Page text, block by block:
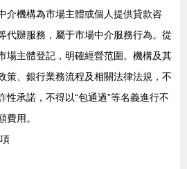
介機構為市場主體或個人提供貸款咨
代辦服務，屬于市場中介服務行為。從
場主體登記，明確經營范圍。機構及其
策、銀行業務流程及相關法律法規，不
性承諾，不得以“包通過”等名義進行不
費用。